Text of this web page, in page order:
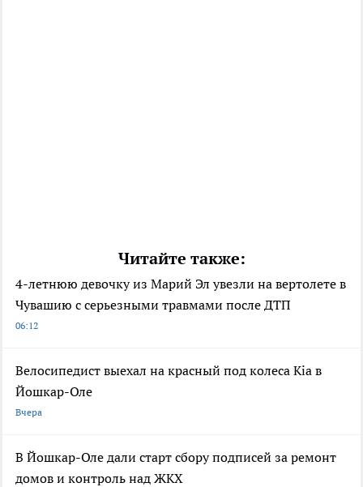
Читайте также:
4-летнюю девочку из Марий Эл увезли на вертолете в
Чувашию с серьезными травмами после ДТП
06:12
Велосипедист выехал на красный под колеса Kia в
Йошкар-Оле
Вчера
В Йошкар-Оле дали старт сбору подписей за ремонт
домов и контроль над ЖКХ